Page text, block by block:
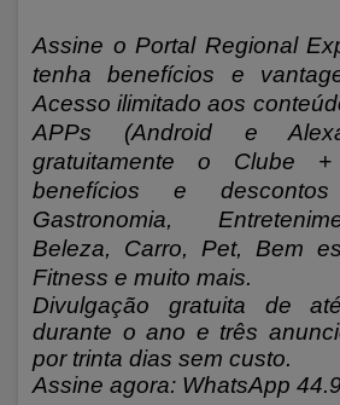
Assine o Portal Regional
tenha benefícios e
Acesso ilimitado aos
APPs (Android e
gratuitamente o Clube
benefícios e
Gastronomia,
Beleza, Carro, Pet, Bem
Fitness e muito mais.
Divulgação gratuita de
durante o ano e três
por trinta dias sem custo.
Assine agora: WhatsApp